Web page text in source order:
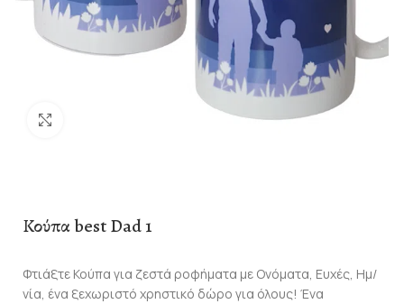
Κούπα best Dad 1
Φτιάξτε Κούπα για ζεστά ροφήματα με Ονόματα, Ευχές, Ημ/
νία, ένα ξεχωριστό χρηστικό δώρο για όλους! Ένα